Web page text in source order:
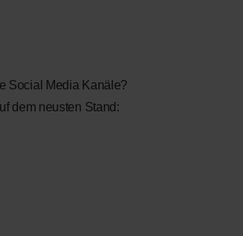
Social Media Kanäle?
dem neusten Stand: